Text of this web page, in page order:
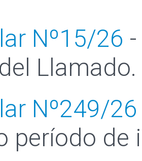
Nº15/26
Llamado.
Nº249/26
período de